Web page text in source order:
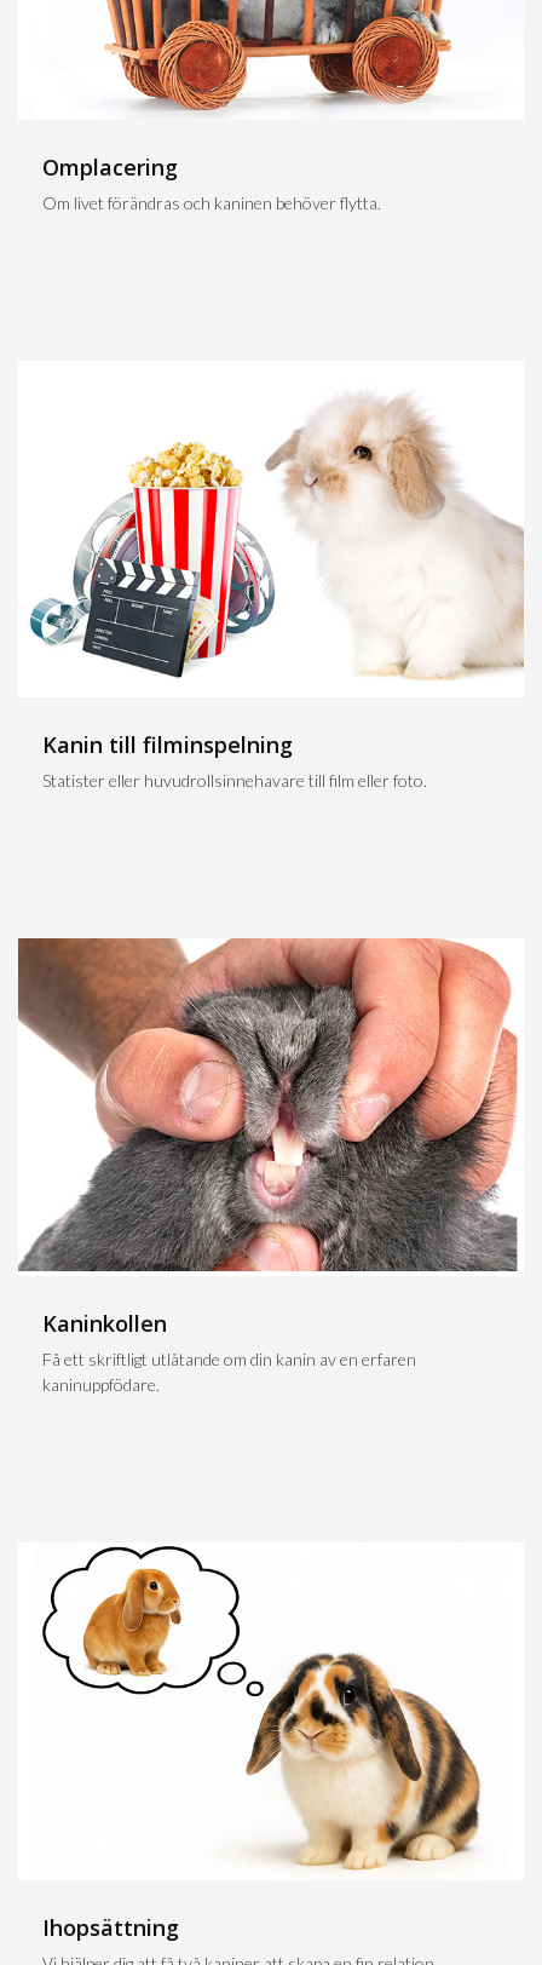
Omplacering
Om livet förändras och kaninen behöver flytta.
Kanin till filminspelning
Statister eller huvudrollsinnehavare till film eller foto.
Kaninkollen
Få ett skriftligt utlåtande om din kanin av en erfaren
kaninuppfödare.
Ihopsättning